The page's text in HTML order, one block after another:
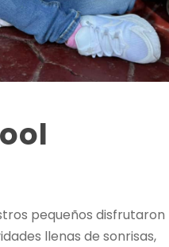
pequeños disfrutaron
llenas de sonrisas,